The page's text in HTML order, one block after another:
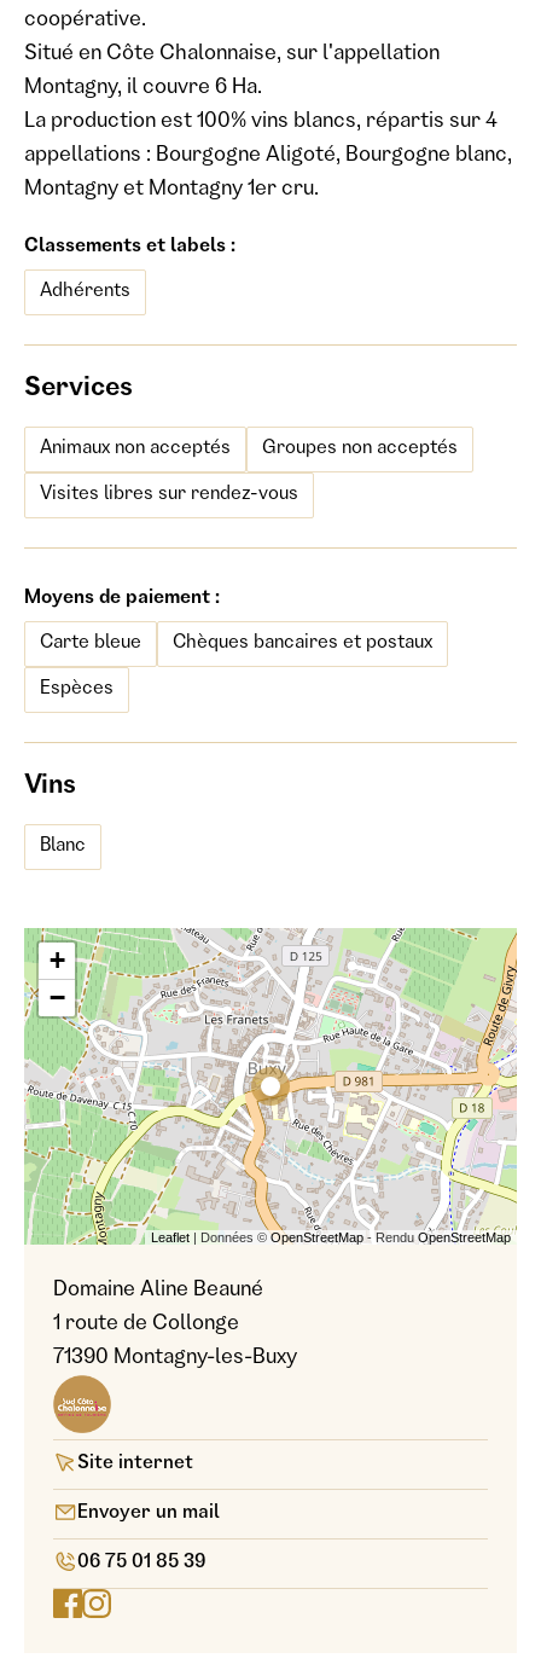
coopérative.
Situé en Côte Chalonnaise, sur l'appellation
Montagny, il couvre 6 Ha.
La production est 100% vins blancs, répartis sur 4
appellations : Bourgogne Aligoté, Bourgogne blanc,
Montagny et Montagny 1er cru.
Classements et labels :
Adhérents
Services
Animaux non acceptés Groupes non acceptés
Visites libres sur rendez-vous
Moyens de paiement :
Carte bleue Chèques bancaires et postaux
Espèces
Vins
Blanc
+
−
Leaflet | Données ©OpenStreetMap - Rendu OpenStreetMap
Domaine Aline Beauné
1 route de Collonge
71390 Montagny-les-Buxy
Site internet
Envoyer un mail
06 75 01 85 39